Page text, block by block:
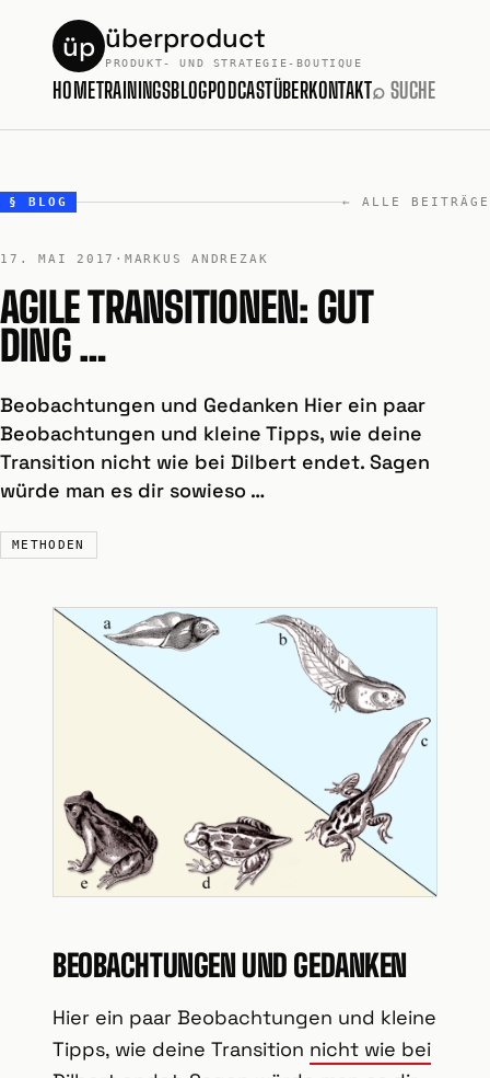
üp überproduct
PRODUKT- UND STRATEGIE-BOUTIQUE
HOMETRAININGSBLOGPODCASTÜBERKONTAKT⌕ SUCHE
§ BLOG ← ALLE BEITRÄGE
17. MAI 2017 · MARKUS ANDREZAK
AGILE TRANSITIONEN: GUT
DING …
Beobachtungen und Gedanken Hier ein paar
Beobachtungen und kleine Tipps, wie deine
Transition nicht wie bei Dilbert endet. Sagen
würde man es dir sowieso …
METHODEN
BEOBACHTUNGEN UND GEDANKEN
Hier ein paar Beobachtungen und kleine
Tipps, wie deine Transition nicht wie bei